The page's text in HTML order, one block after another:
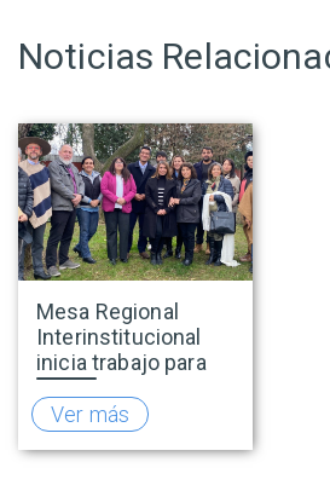
Noticias
Mesa Regional
Interinstitucional
inicia trabajo para
fortalecer el
turismo rural en
O’Higgins
Ver más